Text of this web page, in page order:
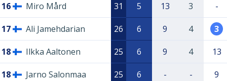
16 Miro Mård 31 5 13 3 -
17 Ali Jamehdarian 26 6 9 4 3
18 Ilkka Aaltonen 25 6 9 4 13
18 Jarno Salonmaa 25 6 - - 9